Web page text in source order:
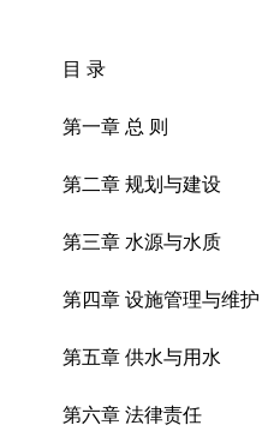
目 录
第一章 总 则
第二章 规划与建设
第三章 水源与水质
第四章 设施管理与维护
第五章 供水与用水
第六章 法律责任